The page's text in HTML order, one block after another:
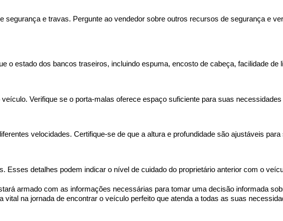
segurança e travas. Pergunte ao vendedor sobre outros recursos de segurança e
o estado dos bancos traseiros, incluindo espuma, encosto de cabeça, facilidade de
Verifique se o porta-malas oferece espaço suficiente para suas necessidades
velocidades. Certifique-se de que a altura e profundidade são ajustáveis
Esses detalhes podem indicar o nível de cuidado do proprietário anterior com o
armado com as informações necessárias para tomar uma decisão informada
na jornada de encontrar o veículo perfeito que atenda a todas as suas